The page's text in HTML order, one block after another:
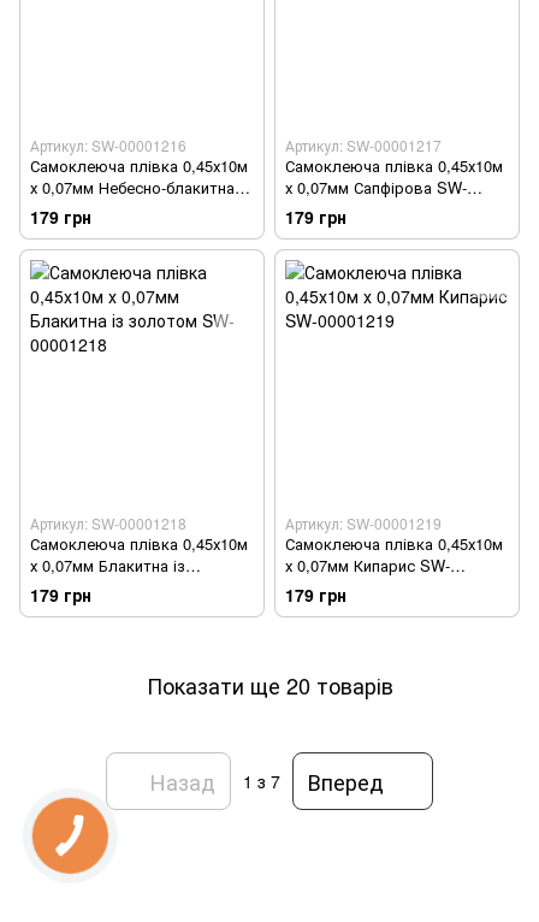
Артикул: SW-00001216
Самоклеюча плівка 0,45х10м
х 0,07мм Небесно-блакитна
SW-00001216
179 грн
Артикул: SW-00001217
Самоклеюча плівка 0,45х10м
х 0,07мм Сапфірова SW-
00001217
179 грн
Артикул: SW-00001218
Самоклеюча плівка 0,45х10м
х 0,07мм Блакитна із
золотом SW-00001218
179 грн
Артикул: SW-00001219
Самоклеюча плівка 0,45х10м
х 0,07мм Кипарис SW-
00001219
179 грн
Показати ще 20 товарів
Назад 1 з 7 Вперед